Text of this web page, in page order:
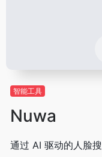
智能工具
Nuwa
通过 AI 驱动的人脸